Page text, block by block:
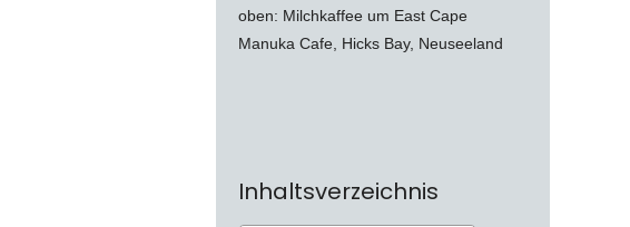
oben: Milchkaffee um East Cape
Manuka Cafe, Hicks Bay, Neuseeland
Inhaltsverzeichnis